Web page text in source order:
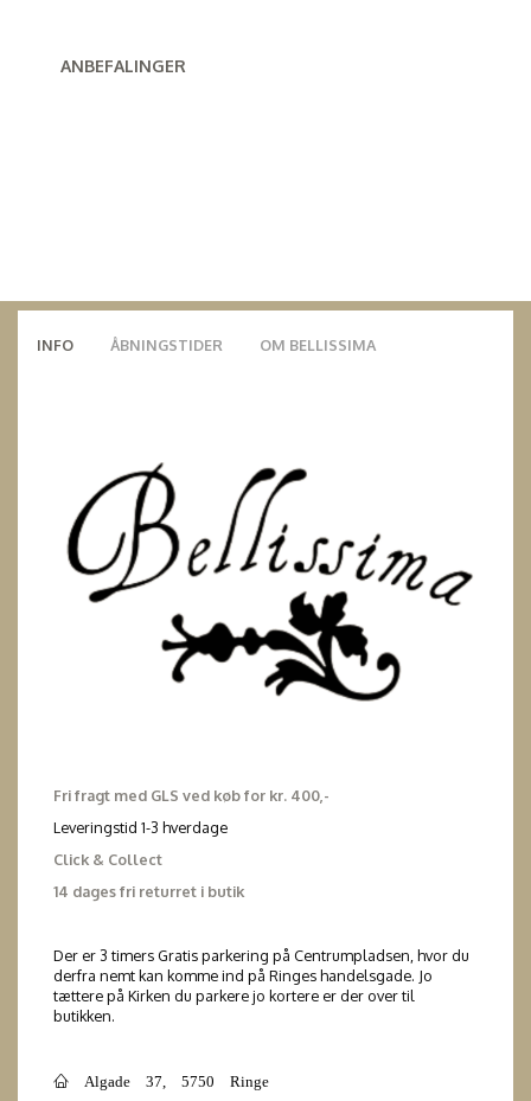
ANBEFALINGER
INFO ÅBNINGSTIDER OM BELLISSIMA
Fri fragt med GLS ved køb for kr. 400,-
Leveringstid 1-3 hverdage
Click & Collect
14 dages fri returret i butik
Der er 3 timers Gratis parkering på Centrumpladsen, hvor du
derfra nemt kan komme ind på Ringes handelsgade. Jo
tættere på Kirken du parkere jo kortere er der over til
butikken.
Algade 37, 5750 Ringe